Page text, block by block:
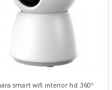
smart wifi interior hd 360º